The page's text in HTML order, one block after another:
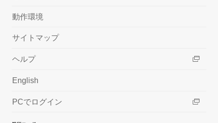
動作環境
サイトマップ
ヘルプ
English
PCでログイン